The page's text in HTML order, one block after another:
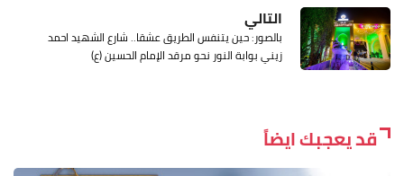
التالي
بالصور: حين يتنفس الطريق عشقا.. شارع الشهيد احمد
زيني بوابة النور نحو مرقد الإمام الحسين (ع)
قد يعجبك ايضاً